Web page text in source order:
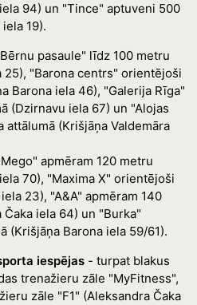
94) un "Tince" aptuveni 500
19).
pasaule" līdz 100 metru
25), "Barona centrs" orientējoši
Barona iela 46), "Galerija Rīga"
(Dzirnavu iela 67) un "Alojas
(Krišjāņa Valdemāra
apmēram 120 metru
70), "Maxima X" orientējoši
23), "A&A" apmēram 140
iela 64) un "Burka"
(Krišjāņa Barona iela 59/61).
iespējas- turpat blakus
trenažieru zāle "MyFitness",
zāle "F1" (Aleksandra Čaka